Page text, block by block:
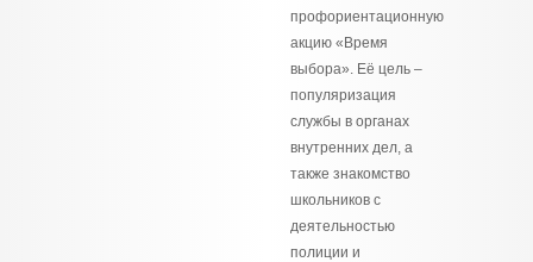
профориентационную
акцию «Время
выбора». Её цель –
популяризация
службы в органах
внутренних дел, а
также знакомство
школьников с
деятельностью
полиции и